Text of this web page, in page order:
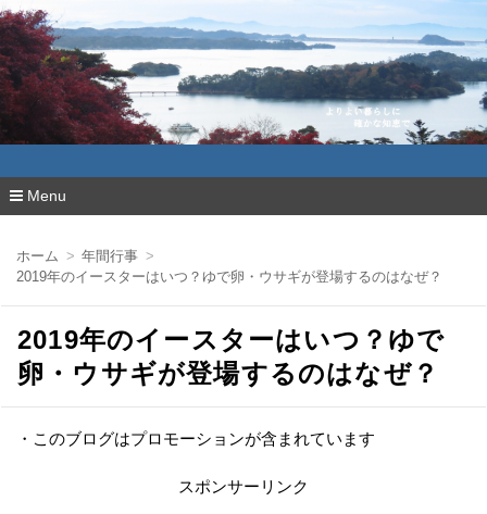
よりよい暮らしに確かな知恵で
Menu
ツ
ホーム
年間行事
2019年のイースターはいつ？ゆで卵・ウサギが登場するのはなぜ？
2019年のイースターはいつ？ゆで
卵・ウサギが登場するのはなぜ？
・このブログはプロモーションが含まれています
スポンサーリンク